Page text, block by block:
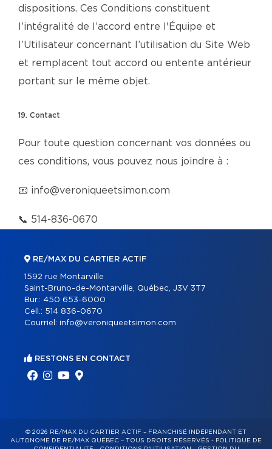
dispositions. Ces Conditions constituent
l’intégralité de l’accord entre l'Équipe et
l’Utilisateur concernant l’utilisation du Site Web
et remplacent tout accord ou entente antérieur
portant sur le même objet.
19. Contact
Pour toute question concernant vos données ou
ces conditions, vous pouvez nous joindre à :
📧 info@veroniqueetsimon.com
📞 514-836-0670
RE/MAX DU CARTIER ACTIF
1592 rue Montarville
Saint-Bruno-de-Montarville, Québec, J3V 3T7
Bur.: 450 653-6000
Cell.: 514 836-0670
Courriel: info@veroniqueetsimon.com
RESTONS EN CONTACT
© 2026 RE/MAX DU CARTIER ACTIF – FRANCHISÉ INDÉPENDANT ET
AUTONOME DE RE/MAX QUÉBEC – TOUS DROITS RÉSERVÉS - POLITIQUE DE